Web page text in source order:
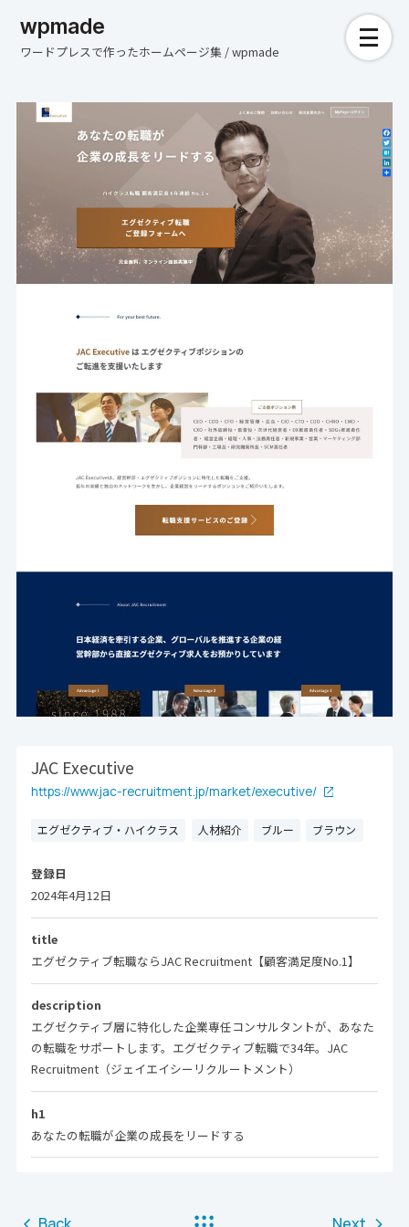
wpmade
ワードプレスで作ったホームページ集 / wpmade
JAC Executive
https://www.jac-recruitment.jp/market/executive/
エグゼクティブ・ハイクラス 人材紹介 ブルー ブラウン
登録日
2024年4月12日
title
エグゼクティブ転職ならJAC Recruitment【顧客満足度No.1】
description
エグゼクティブ層に特化した企業専任コンサルタントが、あなた
の転職をサポートします。エグゼクティブ転職で34年。JAC
Recruitment（ジェイエイシーリクルートメント）
h1
あなたの転職が企業の成長をリードする